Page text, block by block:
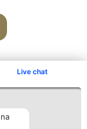
Live chat